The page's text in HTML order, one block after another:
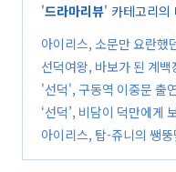
'드라마리뷰' 카테고리의
아이리스, 소문만 요란했
선덕여왕, 바보가 된 계백
'선덕', 구동역 이중문 출
‘선덕’, 비담이 덕만에게
아이리스, 탑-쥬니의 쌩